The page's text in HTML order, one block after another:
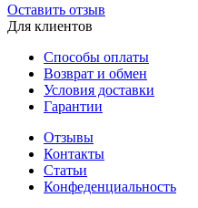
Оставить отзыв
Для клиентов
Способы оплаты
Возврат и обмен
Условия доставки
Гарантии
Отзывы
Контакты
Статьи
Конфеденциальность